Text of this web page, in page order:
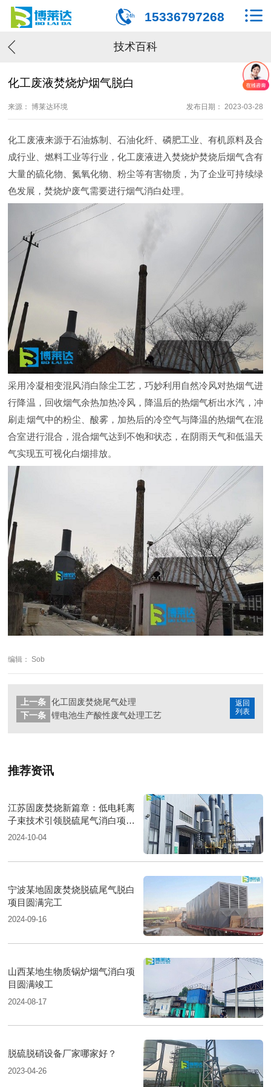
15336797268
技术百科
化工废液焚烧炉烟气脱白
来源： 博莱达环境 发布日期： 2023-03-28
化工废液来源于石油炼制、石油化纤、磷肥工业、有机原料及合
成行业、燃料工业等行业，化工废液进入焚烧炉焚烧后烟气含有
大量的硫化物、氮氧化物、粉尘等有害物质，为了企业可持续绿
色发展，焚烧炉废气需要进行烟气消白处理。
采用冷凝相变混风消白除尘工艺，巧妙利用自然冷风对热烟气进
行降温，回收烟气余热加热冷风，降温后的热烟气析出水汽，冲
刷走烟气中的粉尘、酸雾，加热后的冷空气与降温的热烟气在混
合室进行混合，混合烟气达到不饱和状态，在阴雨天气和低温天
气实现五可视化白烟排放。
编辑： Sob
返回
列表
上一条 化工固废焚烧尾气处理
下一条 锂电池生产酸性废气处理工艺
推荐资讯
江苏固废焚烧新篇章：低电耗离
子束技术引领脱硫尾气消白项目
圆满落成
2024-10-04
宁波某地固废焚烧脱硫尾气脱白
项目圆满完工
2024-09-16
山西某地生物质锅炉烟气消白项
目圆满竣工
2024-08-17
脱硫脱硝设备厂家哪家好？
2023-04-26